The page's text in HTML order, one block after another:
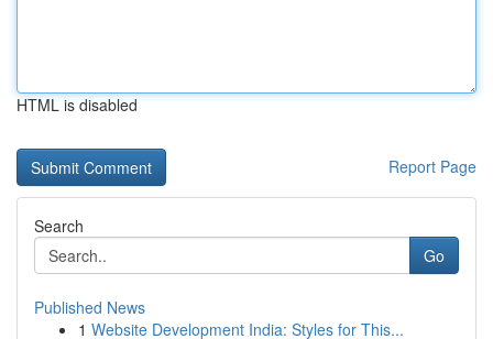
HTML is disabled
Report Page
Search
Go
Published News
1 Website Development India: Styles for This...